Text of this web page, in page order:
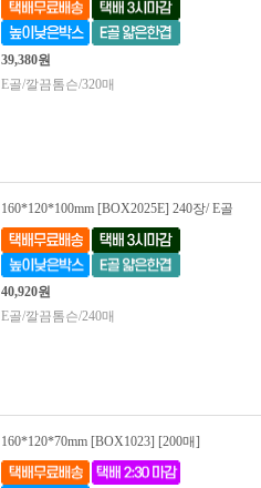
39,380원
E골/깔끔톰슨/320매
160*120*100mm [BOX2025E] 240장/ E골
40,920원
E골/깔끔톰슨/240매
160*120*70mm [BOX1023] [200매]